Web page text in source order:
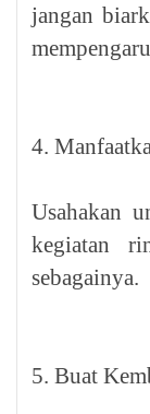
jangan
4.
Usahakan
kegiatan
sebagainya.
5. Buat